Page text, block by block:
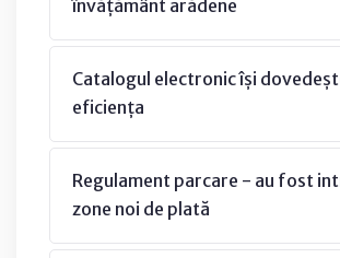
învățământ arădene
Catalogul electronic își
eficiența
Regulament parcare - au fost
zone noi de plată